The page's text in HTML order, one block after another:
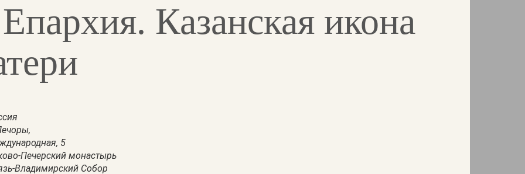
Казанская икона
5
Печерский монастырь
Владимирский Собор